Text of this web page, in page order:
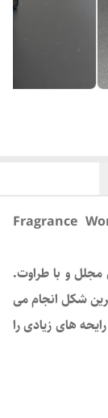
Fragrance
مجلل و با طراوت.
شکل انجام می
های زیادی را